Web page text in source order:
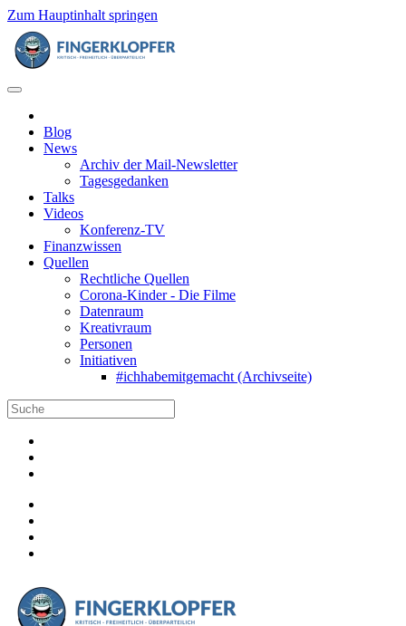
Zum Hauptinhalt springen
Blog
News
Archiv der Mail-Newsletter
Tagesgedanken
Talks
Videos
Konferenz-TV
Finanzwissen
Quellen
Rechtliche Quellen
Corona-Kinder - Die Filme
Datenraum
Kreativraum
Personen
Initiativen
#ichhabemitgemacht (Archivseite)